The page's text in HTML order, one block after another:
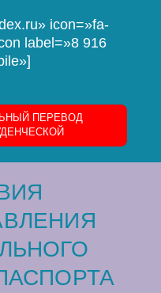
icon=»fa-
label=»8 916
ПЕРЕВОД